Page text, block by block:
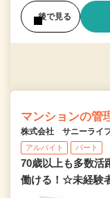
後で見る
マンションの管
株式会社 サニーライ
アルバイト パート
70歳以上も多数活
働ける！☆未経験